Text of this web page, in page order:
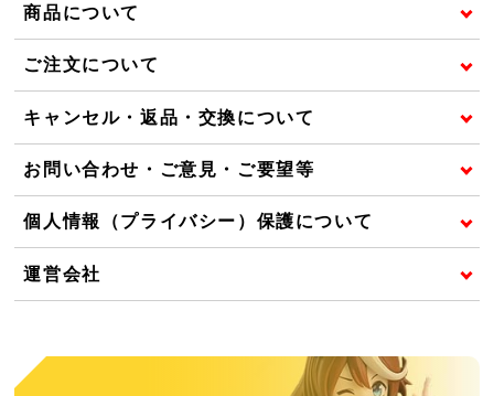
商品について
ご注文について
キャンセル・返品・交換について
お問い合わせ・ご意見・ご要望等
個人情報（プライバシー）保護について
運営会社